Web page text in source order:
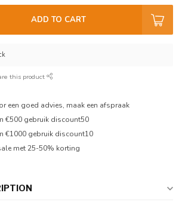
ADD TO CART
this product
een goed advies, maak een afspraak
€500 gebruik discount50
€1000 gebruik discount10
met 25-50% korting